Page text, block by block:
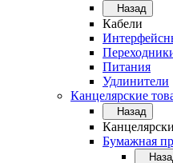
Назад
Кабели
Питания
Удлинители
Канцелярские
Назад
Бумажная